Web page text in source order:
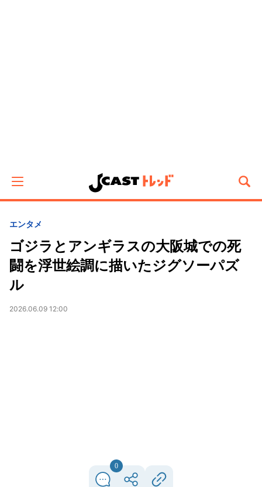
エンタメ
ゴジラとアンギラスの大阪城での死
闘を浮世絵調に描いたジグソーパズ
ル
2026.06.09 12:00
0